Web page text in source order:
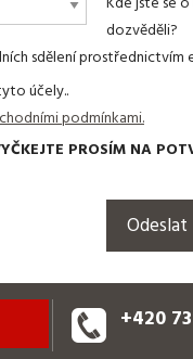
dozvěděli?
sdělení
účely..
podmínkami.
PROSÍM NA
+420